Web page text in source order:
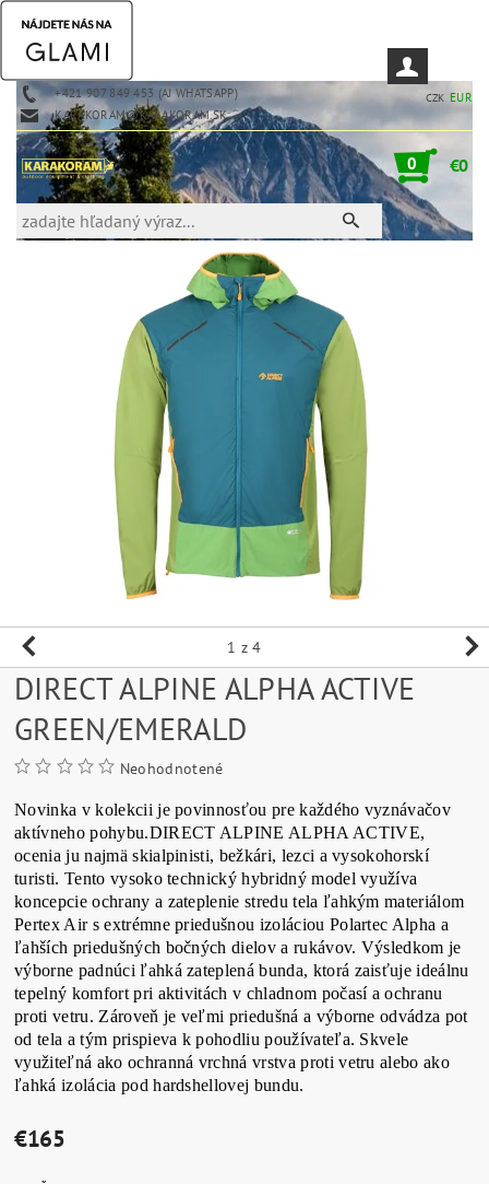
+421 907 849 453 (AJ WHATSAPP)
KARAKORAM@KARAKORAM.SK
CZK EUR
0 €0
1 z 4
DIRECT ALPINE ALPHA ACTIVE
GREEN/EMERALD
Neohodnotené
Novinka v kolekcii je povinnosťou pre každého vyznávačov
aktívneho pohybu.DIRECT ALPINE ALPHA ACTIVE,
ocenia ju najmä skialpinisti, bežkári, lezci a vysokohorskí
turisti. Tento vysoko technický hybridný model využíva
koncepcie ochrany a zateplenie stredu tela ľahkým materiálom
Pertex Air s extrémne priedušnou izoláciou Polartec Alpha a
ľahších priedušných bočných dielov a rukávov. Výsledkom je
výborne padnúci ľahká zateplená bunda, ktorá zaisťuje ideálnu
tepelný komfort pri aktivitách v chladnom počasí a ochranu
proti vetru. Zároveň je veľmi priedušná a výborne odvádza pot
od tela a tým prispieva k pohodliu používateľa. Skvele
využiteľná ako ochranná vrchná vrstva proti vetru alebo ako
ľahká izolácia pod hardshellovej bundu.
€165